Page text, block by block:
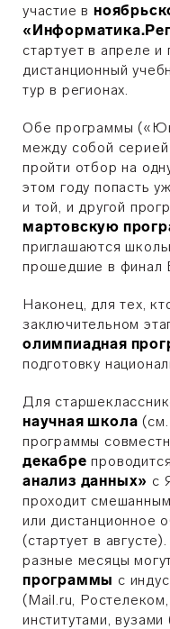
участие в
стартует в апреле
дистанционный
тур в регионах.
Обе программы
между собой серией
пройти отбор на
этом году попасть
и той, и другой
мартовскую
приглашаются
прошедшие в финал
Наконец, для тех,
заключительном
олимпиадная
подготовку
Для
научная школа (см.
программы
декабре
анализ данных» с
проходит
или дистанционное
(стартует в
разные месяцы
программы с
(Mail.ru,
институтами,